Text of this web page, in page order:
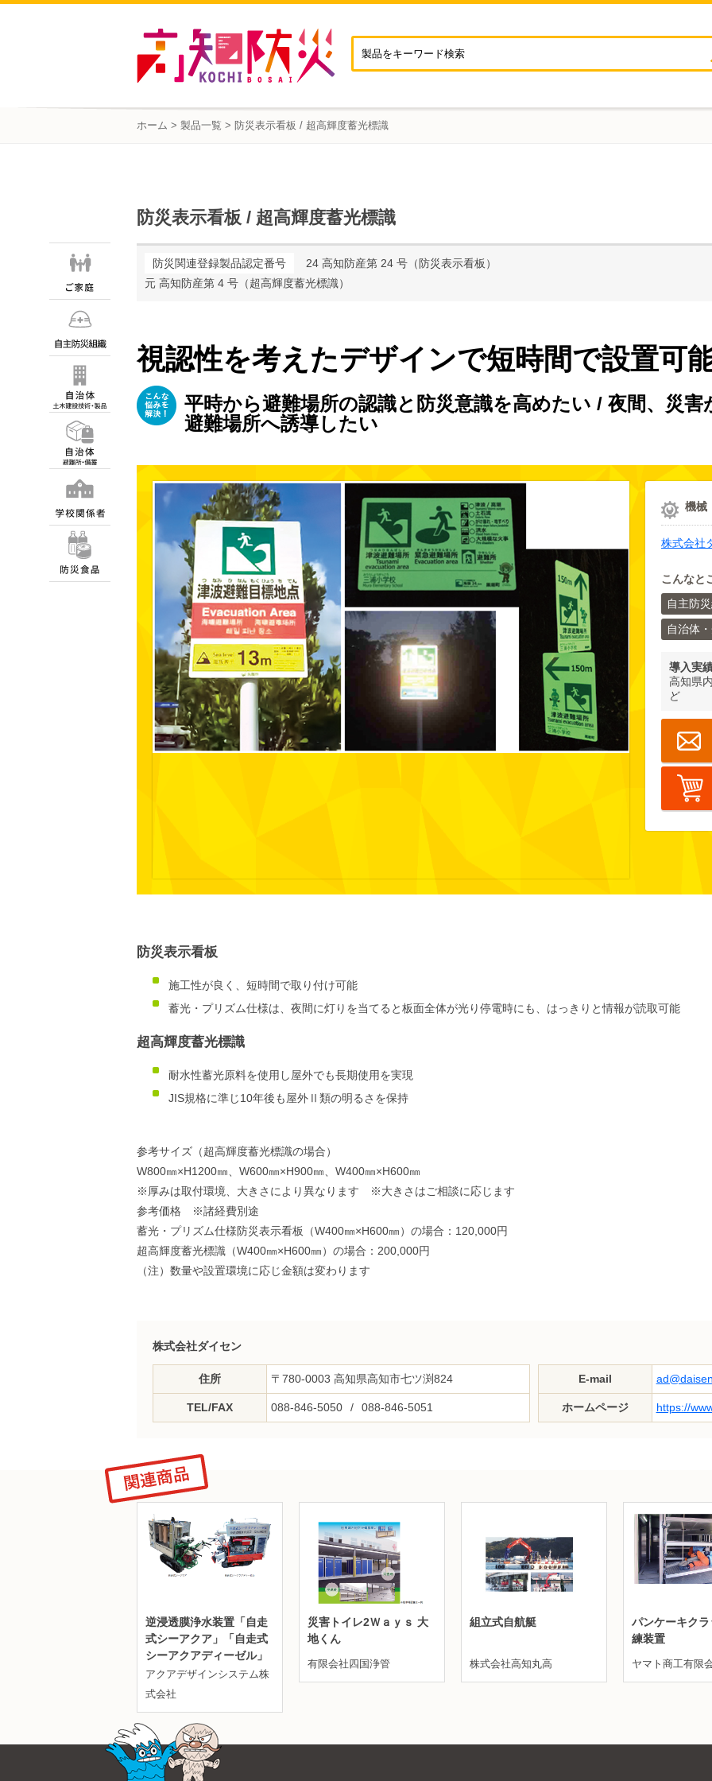
ホーム > 製品一覧 > 防災表示看板 / 超高輝度蓄光標識
防災表示看板 / 超高輝度蓄光標識
防災関連登録製品認定番号
24 高知防産第 24 号（防災表示看板）
元 高知防産第 4 号（超高輝度蓄光標識）
視認性を考えたデザインで短時間で設置可
平時から避難場所の認識と防災意識を高めたい / 夜間、災
避難場所へ誘導したい
機械
株式会社
こんなと
自主防
自治体
導入実
高知県
ど
防災表示看板
施工性が良く、短時間で取り付け可能
蓄光・プリズム仕様は、夜間に灯りを当てると板面全体が光り停電時にも、はっきりと情報が読取可能
超高輝度蓄光標識
耐水性蓄光原料を使用し屋外でも長期使用を実現
JIS規格に準じ10年後も屋外Ⅱ類の明るさを保持
参考サイズ（超高輝度蓄光標識の場合）
W800㎜×H1200㎜、W600㎜×H900㎜、W400㎜×H600㎜
※厚みは取付環境、大きさにより異なります ※大きさはご相談に応じます
参考価格 ※諸経費別途
蓄光・プリズム仕様防災表示看板（W400㎜×H600㎜）の場合：120,000円
超高輝度蓄光標識（W400㎜×H600㎜）の場合：200,000円
（注）数量や設置環境に応じ金額は変わります
株式会社ダイセン
住所 〒780-0003 高知県高知市七ツ渕824
TEL/FAX 088-846-5050 / 088-846-5051
E-mail
ホームページ https://
逆浸透膜浄水装置「自走
式シーアクア」「自走式
シーアクアディーゼル」
アクアデザインシステム株
式会社
災害トイレ2Ｗａｙｓ 大
地くん
有限会社四国浄管
組立式自航艇
株式会社高知丸高
パンケーキクラ
練装置
ヤマト商工有限